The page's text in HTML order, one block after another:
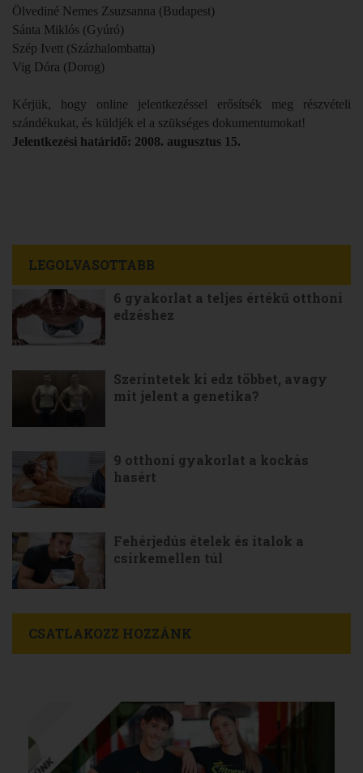
Ölvediné Nemes Zsuzsanna (Budapest)
Sánta Miklós (Gyúró)
Szép Ivett (Százhalombatta)
Vig Dóra (Dorog)
Kérjük, hogy online jelentkezéssel erősítsék meg részvételi
szándékukat, és küldjék el a szükséges dokumentumokat!
Jelentkezési határidő: 2008. augusztus 15.
LEGOLVASOTTABB
6 gyakorlat a teljes értékű otthoni
edzéshez
Szerintetek ki edz többet, avagy
mit jelent a genetika?
9 otthoni gyakorlat a kockás
hasért
Fehérjedús ételek és italok a
csirkemellen túl
CSATLAKOZZ HOZZÁNK